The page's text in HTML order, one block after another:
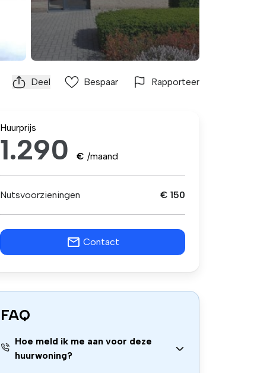
Deel Bespaar Rapporteer
Huurprijs
1.290 € /maand
Nutsvoorzieningen € 150
Contact
FAQ
Hoe meld ik me aan voor deze
huurwoning?